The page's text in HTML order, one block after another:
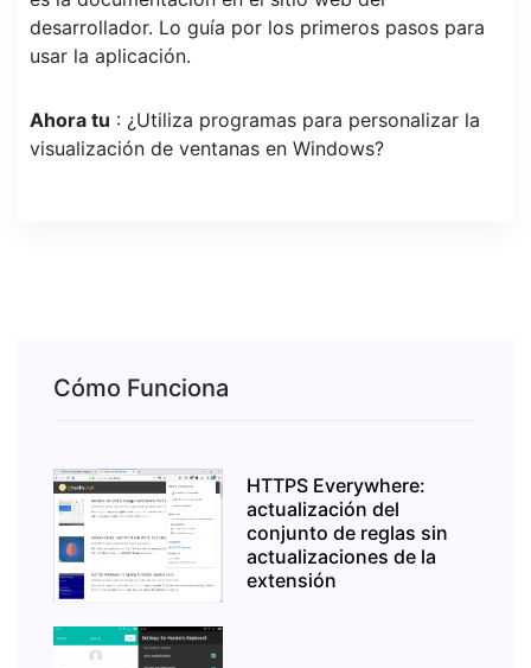
desarrollador. Lo guía por los primeros pasos para
usar la aplicación.
Ahora tu : ¿Utiliza programas para personalizar la
visualización de ventanas en Windows?
Cómo Funciona
HTTPS Everywhere:
actualización del
conjunto de reglas sin
actualizaciones de la
extensión